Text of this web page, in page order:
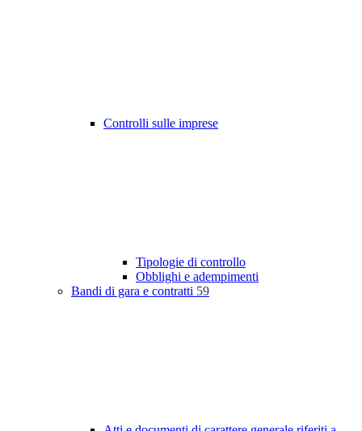
Controlli sulle imprese
Tipologie di controllo
Obblighi e adempimenti
Bandi di gara e contratti 59